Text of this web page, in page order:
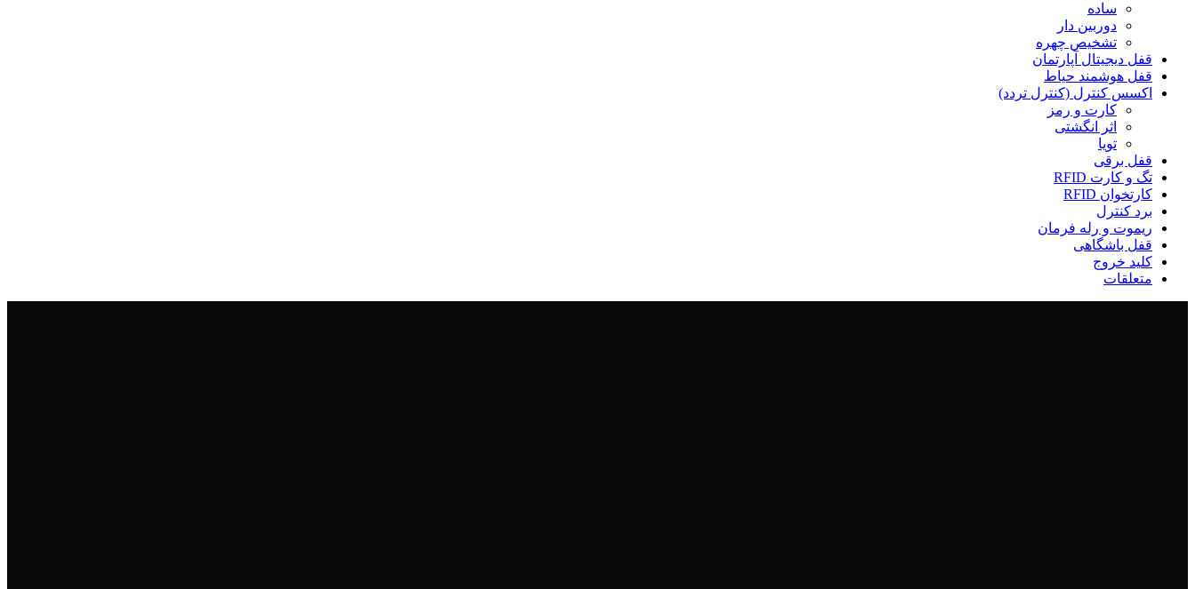
ساده
دوربین دار
تشخیص چهره
قفل دیجیتال آپارتمان
قفل هوشمند حیاط
اکسس کنترل (کنترل تردد)
کارت و رمز
اثر انگشتی
تویا
قفل برقی
تگ و کارت RFID
کارتخوان RFID
برد کنترل
ریموت و رله فرمان
قفل باشگاهی
کلید خروج
متعلقات